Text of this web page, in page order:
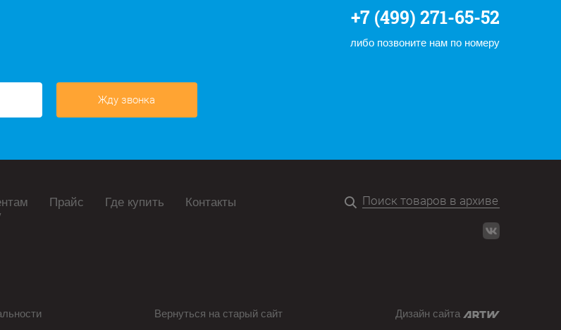
+7 (499) 271-65-52
либо позвоните нам по номеру
Жду звонка
Прайс Где купить Контакты
Вернуться на старый сайт Дизайн сайта